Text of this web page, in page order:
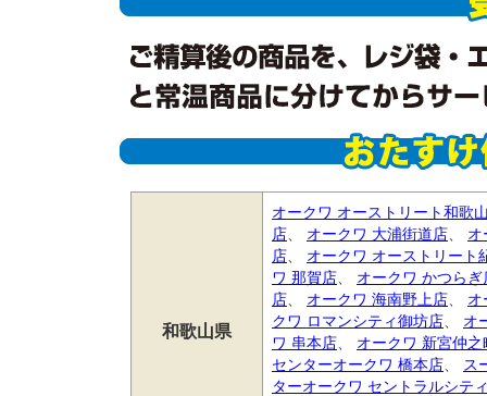
和歌山県
オークワ オーストリート和歌
店
オークワ 大浦街道店
オ
店
オークワ オーストリート
ワ 那賀店
オークワ かつらぎ
店
オークワ 海南野上店
オ
クワ ロマンシティ御坊店
オ
ワ 串本店
オークワ 新宮仲之
センターオークワ 橋本店
ス
ターオークワ セントラルシテ